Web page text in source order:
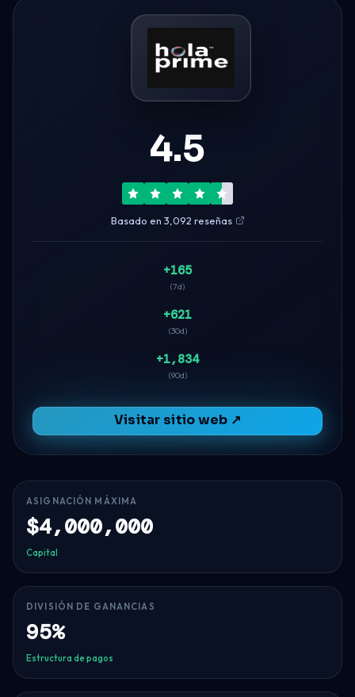
4.5
Basado en 3,092 reseñas
+165
(7d)
+621
(30d)
+1,834
(90d)
Visitar sitio web ↗
ASIGNACIÓN MÁXIMA
$4,000,000
Capital
DIVISIÓN DE GANANCIAS
95%
Estructura de pagos